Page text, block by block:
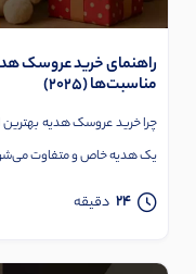
راهنمای خرید عروسک
مناسبت‌ها (۲۰۲۵)
چرا خرید عروسک هدیه بهترین
یک هدیه خاص و متفاوت
24 دقیقه